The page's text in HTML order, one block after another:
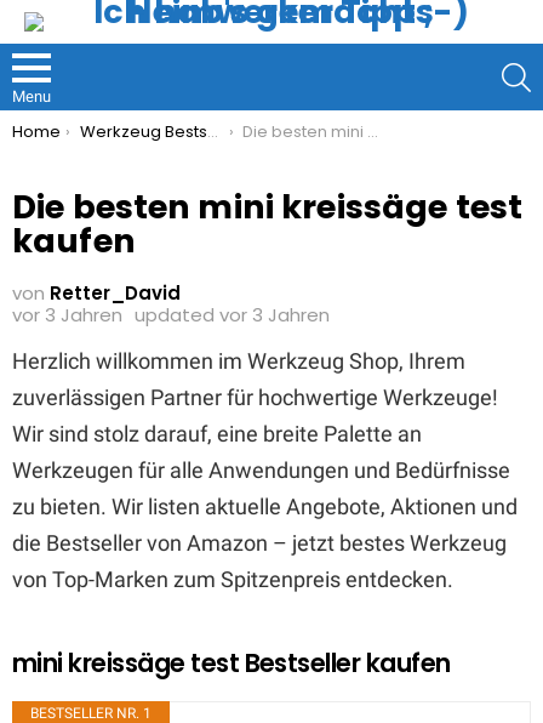
Menu
You are here:
Home Werkzeug Bestseller Die besten mini kreissäge test kaufen
Die besten mini kreissäge test
kaufen
von Retter_David
vor 3 Jahren updated vor 3 Jahren
Herzlich willkommen im Werkzeug Shop, Ihrem
zuverlässigen Partner für hochwertige Werkzeuge!
Wir sind stolz darauf, eine breite Palette an
Werkzeugen für alle Anwendungen und Bedürfnisse
zu bieten. Wir listen aktuelle Angebote, Aktionen und
die Bestseller von Amazon – jetzt bestes Werkzeug
von Top-Marken zum Spitzenpreis entdecken.
mini kreissäge test Bestseller kaufen
BESTSELLER NR. 1